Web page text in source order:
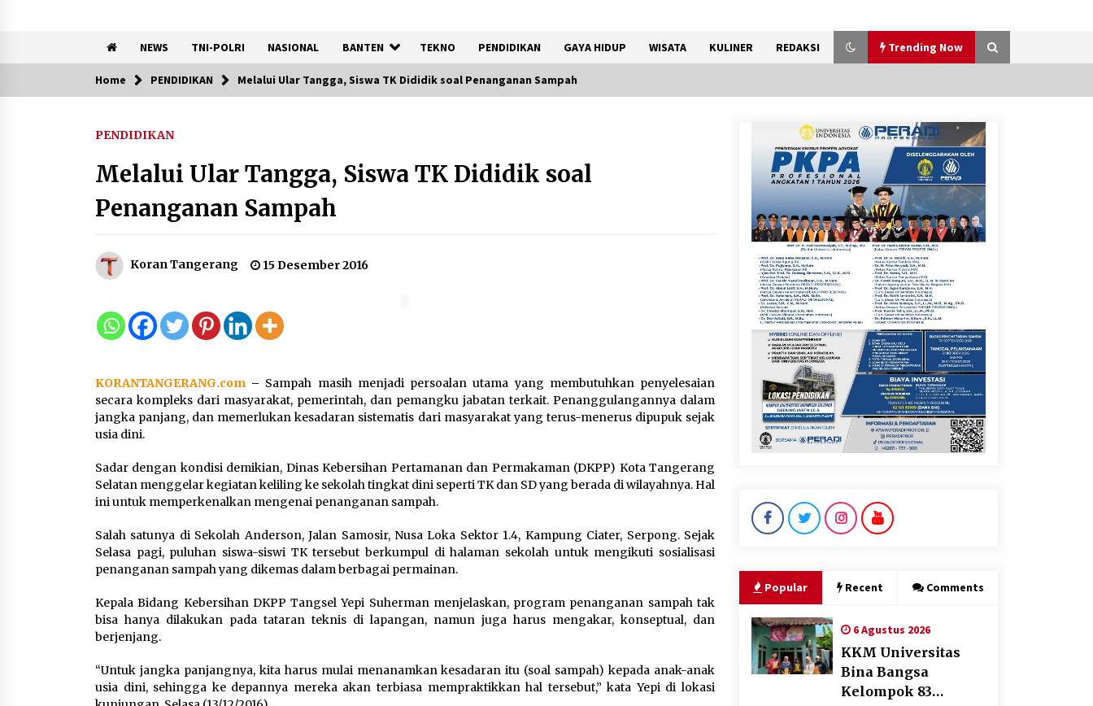
NEWS TNI-POLRI NASIONAL BANTEN TEKNO PENDIDIKAN GAYA HIDUP WISATA KULINER REDAKSI Trending Now
Trending Now
Pendampingan Pembuatan
Spanduk Sebagai Upaya
Memperkuat Pemasaran
UMKM di Desa Cempaka
Gelar Cek Kesehatan Gratis
Kemenkum Malut Dorong
Perlindungan Hak Cipta Musik
di Era Digital, Sosialisasikan
Pencatatan Gratis dan
Penguatan Royalti
6 Agustus 2026
Besar hingga Fatal
6 Agustus 2026
Dukung Ekosistem Kendaraan
Listrik, Wapres Dorong Link
and Match Pendidikan–
Industri
5 Agustus 2026
Marak Kecelakaan Kapal,
Puan Soroti Minimnya Faktor
5 Agustus 2026
Di Forum Internasional Majelis
Persaudaraan Manusia,
Perempuan Bukan Dominasi,
Tapi Merawat Dan Merangkul
Jokowi Tetap Disambut
Hangat di NTT, Ahmad Ali:
Karya dan Pengabdiannya
Masih Dirasakan Masyarakat
Respons Cepat Aduan Warga,
Wali Kota Serang Bantu Bedah
Rumah Roboh Korban
Bencana, Salurkan Bantuan
Rp30 Juta
Wali Kota Serang Budi
HUT ke-19 Kota Serang
Ancaman Kebakaran Akibat
Fenomena El Niño
5 Agustus 2026
Home PENDIDIKAN Melalui Ular Tangga, Siswa TK Dididik soal Penanganan Sampah
PENDIDIKAN
Melalui Ular Tangga, Siswa TK Dididik soal
Penanganan Sampah
Koran Tangerang 15 Desember 2016
KORANTANGERANG.com – Sampah masih menjadi persoalan utama yang membutuhkan penyelesaian
secara kompleks dari masyarakat, pemerintah, dan pemangku jabatan terkait. Penanggulangannya dalam
jangka panjang, dan memerlukan kesadaran sistematis dari masyarakat yang terus-menerus dipupuk sejak
usia dini.
Sadar dengan kondisi demikian, Dinas Kebersihan Pertamanan dan Permakaman (DKPP) Kota Tangerang
Selatan menggelar kegiatan keliling ke sekolah tingkat dini seperti TK dan SD yang berada di wilayahnya. Hal
ini untuk memperkenalkan mengenai penanganan sampah.
Salah satunya di Sekolah Anderson, Jalan Samosir, Nusa Loka Sektor 1.4, Kampung Ciater, Serpong. Sejak
Selasa pagi, puluhan siswa-siswi TK tersebut berkumpul di halaman sekolah untuk mengikuti sosialisasi
penanganan sampah yang dikemas dalam berbagai permainan.
Kepala Bidang Kebersihan DKPP Tangsel Yepi Suherman menjelaskan, program penanganan sampah tak
bisa hanya dilakukan pada tataran teknis di lapangan, namun juga harus mengakar, konseptual, dan
berjenjang.
“Untuk jangka panjangnya, kita harus mulai menanamkan kesadaran itu (soal sampah) kepada anak-anak
usia dini, sehingga ke depannya mereka akan terbiasa mempraktikkan hal tersebut,” kata Yepi di lokasi
Popular Recent Comments
6 Agustus 2026
KKM Universitas
Bina Bangsa
Kelompok 83